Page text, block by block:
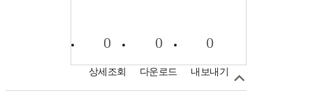
0
상세조회
0
다운로드
0
내보내기